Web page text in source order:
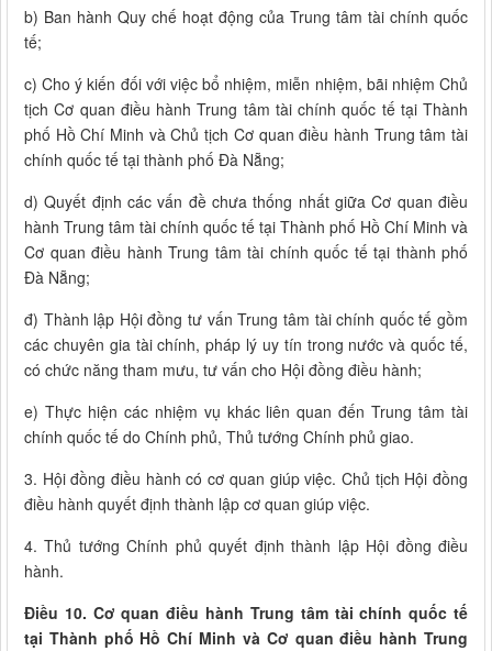
b) Ban hành Quy chế hoạt động của Trung tâm tài chính quốc
tế;
c) Cho ý kiến đối với việc bổ nhiệm, miễn nhiệm, bãi nhiệm Chủ
tịch Cơ quan điều hành Trung tâm tài chính quốc tế tại Thành
phố Hồ Chí Minh và Chủ tịch Cơ quan điều hành Trung tâm tài
chính quốc tế tại thành phố Đà Nẵng;
d) Quyết định các vấn đề chưa thống nhất giữa Cơ quan điều
hành Trung tâm tài chính quốc tế tại Thành phố Hồ Chí Minh và
Cơ quan điều hành Trung tâm tài chính quốc tế tại thành phố
Đà Nẵng;
đ) Thành lập Hội đồng tư vấn Trung tâm tài chính quốc tế gồm
các chuyên gia tài chính, pháp lý uy tín trong nước và quốc tế,
có chức năng tham mưu, tư vấn cho Hội đồng điều hành;
e) Thực hiện các nhiệm vụ khác liên quan đến Trung tâm tài
chính quốc tế do Chính phủ, Thủ tướng Chính phủ giao.
3. Hội đồng điều hành có cơ quan giúp việc. Chủ tịch Hội đồng
điều hành quyết định thành lập cơ quan giúp việc.
4. Thủ tướng Chính phủ quyết định thành lập Hội đồng điều
hành.
Điều 10. Cơ quan điều hành Trung tâm tài chính quốc tế
tại Thành phố Hồ Chí Minh và Cơ quan điều hành Trung